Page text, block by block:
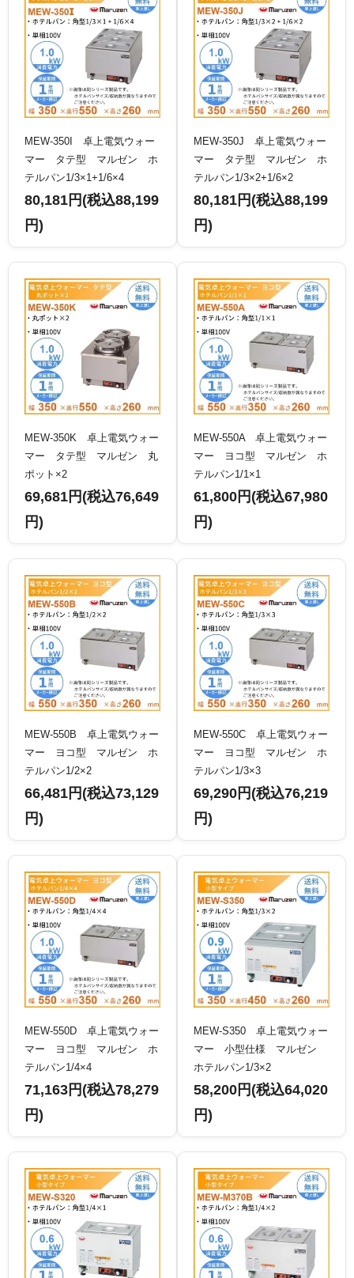
MEW-350I 卓上電気ウォー
マー タテ型 マルゼン ホ
テルパン1/3×1+1/6×4
80,181円(税込88,199
円)
MEW-350J 卓上電気ウォー
マー タテ型 マルゼン ホ
テルパン1/3×2+1/6×2
80,181円(税込88,199
円)
MEW-350K 卓上電気ウォー
マー タテ型 マルゼン 丸
ポット×2
69,681円(税込76,649
円)
MEW-550A 卓上電気ウォー
マー ヨコ型 マルゼン ホ
テルパン1/1×1
61,800円(税込67,980
円)
MEW-550B 卓上電気ウォー
マー ヨコ型 マルゼン ホ
テルパン1/2×2
66,481円(税込73,129
円)
MEW-550C 卓上電気ウォー
マー ヨコ型 マルゼン ホ
テルパン1/3×3
69,290円(税込76,219
円)
MEW-550D 卓上電気ウォー
マー ヨコ型 マルゼン ホ
テルパン1/4×4
71,163円(税込78,279
円)
MEW-S350 卓上電気ウォー
マー 小型仕様 マルゼン
ホテルパン1/3×2
58,200円(税込64,020
円)